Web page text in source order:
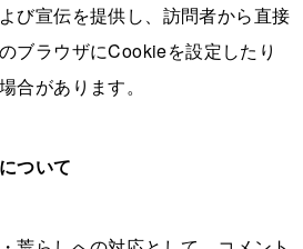
び宣伝を提供し、訪問者から直接
ブラウザにCookieを設定したり
合があります。
ついて